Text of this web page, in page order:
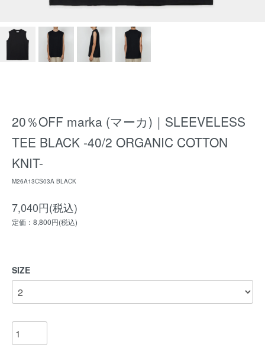
20％OFF marka (マーカ)｜SLEEVELESS
TEE BLACK -40/2 ORGANIC COTTON
KNIT-
M26A13CS03A BLACK
7,040円(税込)
定価：8,800円(税込)
SIZE